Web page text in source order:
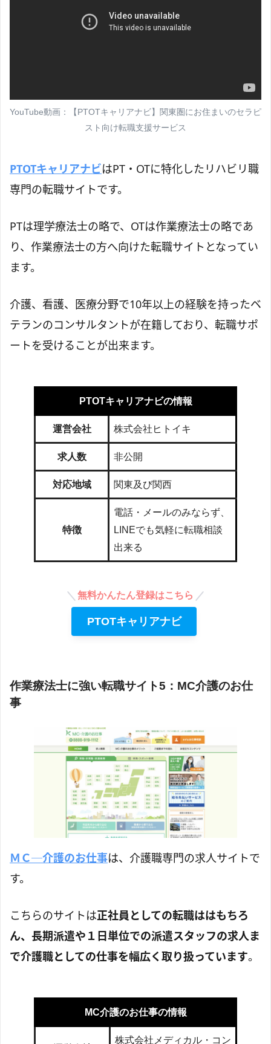
YouTube動画：【PTOTキャリアナビ】関東圏にお住まいのセラピ
スト向け転職支援サービス
PTOTキャリアナビはPT・OTに特化したリハビリ職
専門の転職サイトです。
PTは理学療法士の略で、OTは作業療法士の略であ
り、作業療法士の方へ向けた転職サイトとなってい
ます。
介護、看護、医療分野で10年以上の経験を持ったベ
テランのコンサルタントが在籍しており、転職サポ
ートを受けることが出来ます。
PTOTキャリアナビの情報
運営会社 株式会社ヒトイキ
求人数 非公開
対応地域 関東及び関西
特徴
電話・メールのみならず、
LINEでも気軽に転職相談
出来る
無料かんたん登録はこちら
PTOTキャリアナビ
作業療法士に強い転職サイト5：MC介護のお仕
事
ＭＣ─介護のお仕事は、介護職専門の求人サイトで
す。
こちらのサイトは正社員としての転職ははもちろ
ん、長期派遣や１日単位での派遣スタッフの求人ま
で介護職としての仕事を幅広く取り扱っています。
MC介護のお仕事の情報
株式会社メディカル・コン